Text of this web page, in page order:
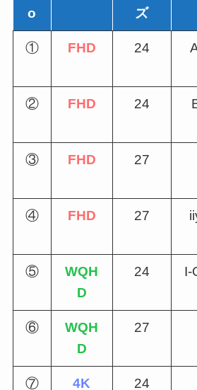
o
ズ
① FHD 24
② FHD 24
③ FHD 27
④ FHD 27
⑤
WQH
D
24
I-
⑥
WQH
D
27
⑦ 4K 24